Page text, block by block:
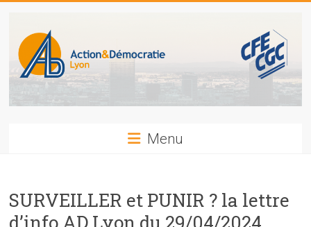
content
CFE-
Menu
SURVEILLER et PUNIR ? la lettre